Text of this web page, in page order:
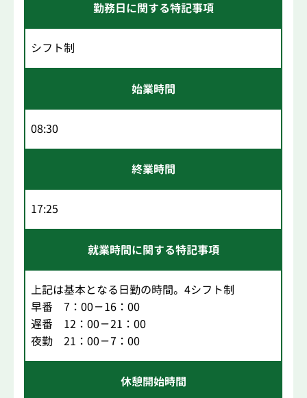
勤務日に関する特記事項
シフト制
始業時間
08:30
終業時間
17:25
就業時間に関する特記事項
上記は基本となる日勤の時間。4シフト制
早番 7：00－16：00
遅番 12：00－21：00
夜勤 21：00－7：00
休憩開始時間